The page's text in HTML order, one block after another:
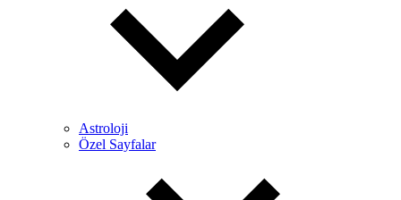
Astroloji
Özel Sayfalar